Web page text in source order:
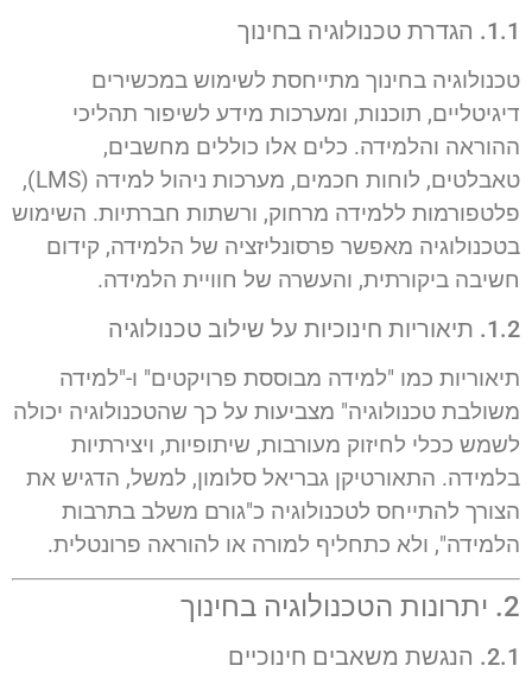
1.1. הגדרת טכנולוגיה בחינוך
טכנולוגיה בחינוך מתייחסת לשימוש במכשירים
דיגיטליים, תוכנות, ומערכות מידע לשיפור תהליכי
ההוראה והלמידה. כלים אלו כוללים מחשבים,
טאבלטים, לוחות חכמים, מערכות ניהול למידה (LMS),
פלטפורמות ללמידה מרחוק, ורשתות חברתיות. השימוש
בטכנולוגיה מאפשר פרסונליזציה של הלמידה, קידום
חשיבה ביקורתית, והעשרה של חוויית הלמידה.
1.2. תיאוריות חינוכיות על שילוב טכנולוגיה
תיאוריות כמו "למידה מבוססת פרויקטים" ו-"למידה
משולבת טכנולוגיה" מצביעות על כך שהטכנולוגיה יכולה
לשמש ככלי לחיזוק מעורבות, שיתופיות, ויצירתיות
בלמידה. התאורטיקן גבריאל סלומון, למשל, הדגיש את
הצורך להתייחס לטכנולוגיה כ"גורם משלב בתרבות
הלמידה", ולא כתחליף למורה או להוראה פרונטלית.
2. יתרונות הטכנולוגיה בחינוך
2.1. הנגשת משאבים חינוכיים